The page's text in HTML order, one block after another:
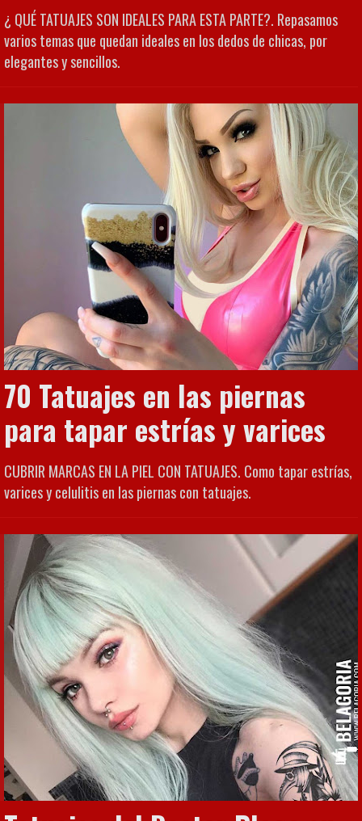
¿ QUÉ TATUAJES SON IDEALES PARA ESTA PARTE?. Repasamos
varios temas que quedan ideales en los dedos de chicas, por
elegantes y sencillos.
70 Tatuajes en las piernas
para tapar estrías y varices
CUBRIR MARCAS EN LA PIEL CON TATUAJES. Como tapar estrías,
varices y celulitis en las piernas con tatuajes.